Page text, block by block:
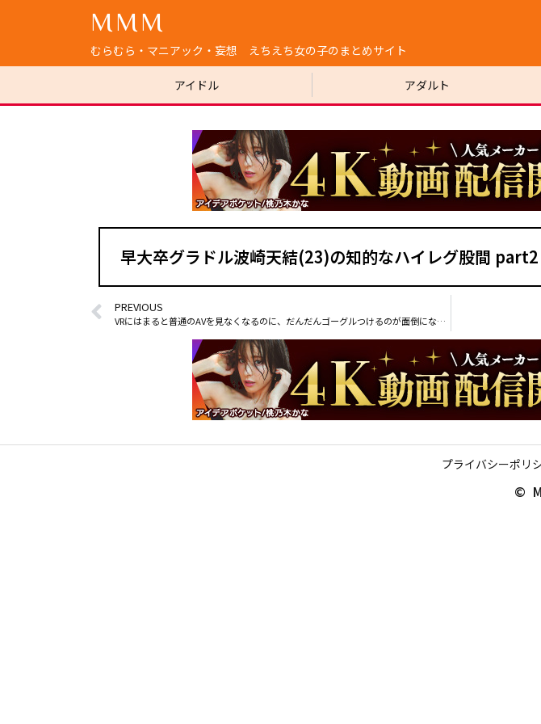
MMM
むらむら・マニアック・妄想 えちえち女の子のまとめサイト
アイドル アダルト
早大卒グラドル波崎天結(23)の知的なハイレグ股間 part2
PREVIOUS
VRにはまると普通のAVを見なくなるのに、だんだんゴーグルつけるのが面倒になって普通のAVに戻る
プライバシーポリ
©